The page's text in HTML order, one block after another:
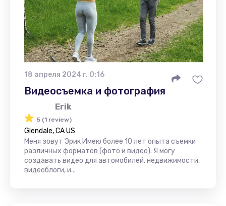
18 апреля 2024 г. 0:16
Видеосъемка и фотография
Erik
5 (1 review)
Glendale, CA US
Меня зовут Эрик Имею более 10 лет опыта съемки
различных форматов (фото и видео). Я могу
создавать видео для автомобилей, недвижимости,
видеоблоги, и...